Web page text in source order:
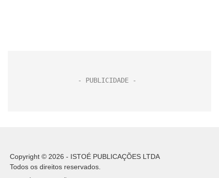
Copyright © 2026 - ISTOÉ PUBLICAÇÕES LTDA
Todos os direitos reservados.